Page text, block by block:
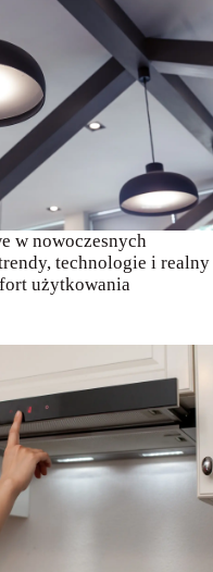
w nowoczesnych
technologie i realny
użytkowania